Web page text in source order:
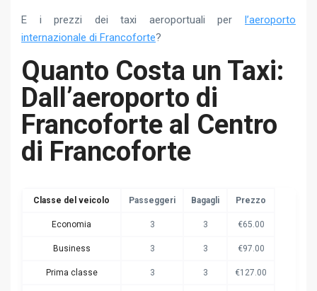
E i prezzi dei taxi aeroportuali per l’aeroporto
internazionale di Francoforte?
Quanto Costa un Taxi:
Dall’aeroporto di
Francoforte al Centro
di Francoforte
Classe del veicolo Passeggeri Bagagli Prezzo
Economia 3 3 €65.00
Business 3 3 €97.00
Prima classe 3 3 €127.00